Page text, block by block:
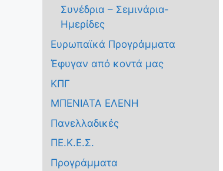
Συνέδρια – Σεμινάρια-
Ημερίδες
Ευρωπαϊκά Προγράμματα
Έφυγαν από κοντά μας
ΚΠΓ
ΜΠΕΝΙΑΤΑ ΕΛΕΝΗ
Πανελλαδικές
ΠΕ.Κ.Ε.Σ.
Προγράμματα